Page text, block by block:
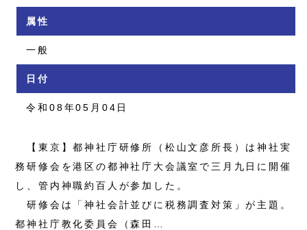
属性
一般
日付
令和08年05月04日
【東京】都神社庁研修所（松山文彦所長）は神社実
務研修会を港区の都神社庁大会議室で三月九日に開催
し、管内神職約百人が参加した。
研修会は「神社会計並びに税務調査対策」が主題。
都神社庁教化委員会（森田…